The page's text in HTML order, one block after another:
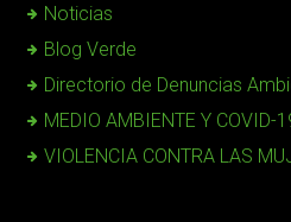
Noticias
Blog Verde
Directorio de Denuncias
MEDIO AMBIENTE Y COVID-
VIOLENCIA CONTRA LAS